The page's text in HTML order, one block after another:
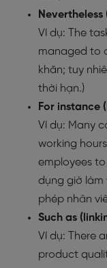
Ví dụ: The
managed to
khăn; tuy
thời hạn.)
For instance
Ví dụ: Many
working
employees
dụng giờ làm
phép nhân
Such as
Ví dụ: There
product